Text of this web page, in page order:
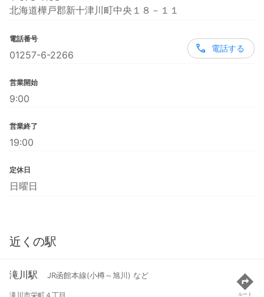
北海道樺戸郡新十津川町中央１８－１１
電話番号
01257-6-2266
電話する
営業開始
9:00
営業終了
19:00
定休日
日曜日
近くの駅
滝川駅 JR函館本線(小樽～旭川) など
滝川市栄町４丁目
ルート